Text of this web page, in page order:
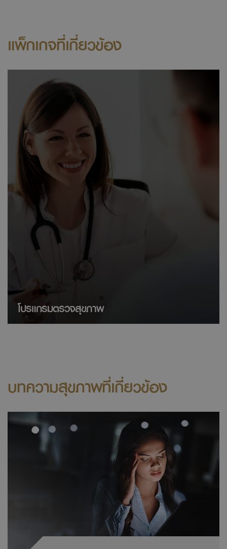
แพ็กเกจที่เกี่ยวข้อง
โปรแกรมตรวจสุขภาพ
บทความสุขภาพที่เกี่ยวข้อง